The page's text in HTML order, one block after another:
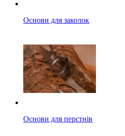
Основи для заколок
Основи для перстнів